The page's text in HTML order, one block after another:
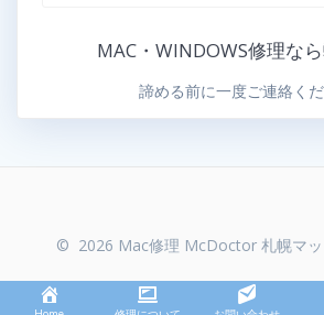
MAC・WINDOWS修理な
諦める前に一度ご連絡く
© 2026 Mac修理 McDoctor 札幌マッ